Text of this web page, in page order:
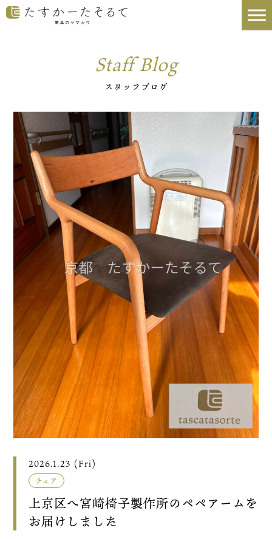
Staff Blog
スタッフブログ
2026.1.23 (Fri)
チェア
上京区へ宮崎椅子製作所のペペアームを
お届けしました